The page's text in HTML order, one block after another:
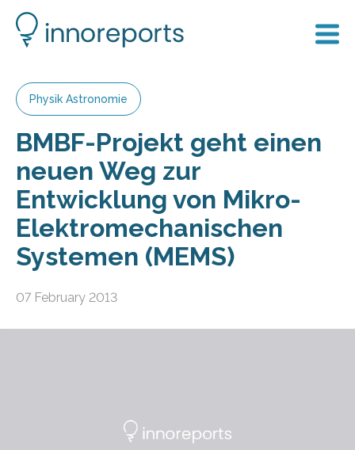
Physik Astronomie
BMBF-Projekt geht einen
neuen Weg zur
Entwicklung von Mikro-
Elektromechanischen
Systemen (MEMS)
07 February 2013